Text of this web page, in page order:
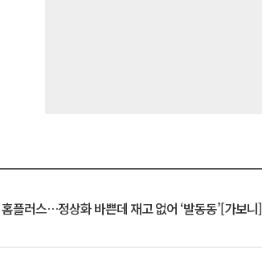
플러스…정상화 바쁜데 재고 없어 ‘발동동’[가보니]